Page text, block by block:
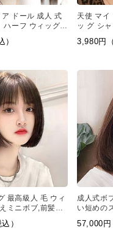
ドール 成人 式
ハーフ ウィッグ
毛
）
天使 マイ
ッ グ シ
3,980円
最高級人 毛 ウィ
ミニボブ,前髪が
イルで仕立てられ
）
成人式ボ
い短めの
シュな印
ョートボ
57,000円